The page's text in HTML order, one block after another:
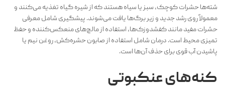
شته‌ها حشرات کوچک، سبز یا سیاه هستند که از شیره گیاه تغذیه می‌کنند و
معمولاً روی رشد جدید و زیر برگ‌ها یافت می‌شوند. پیشگیری شامل معرفی
حشرات مفید مانند کفشدوزک‌ها، استفاده از مالچ‌های منعکس‌کننده و حفظ
تمیزی محیط است. درمان شامل استفاده از صابون حشره‌کش، روغن نیم یا
پاشیدن آب قوی برای حذف آن‌ها است.
کنه‌های عنکبوتی